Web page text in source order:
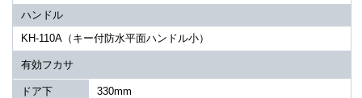
ハンドル
KH-110A（キー付防水平面ハンドル小）
有効フカサ
ドア下
330mm